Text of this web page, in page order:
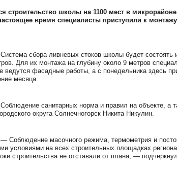
строительство школы на 1100 мест в
время специалисты приступили к
Система сбора ливневых стоков школы будет состоять
Для их монтажа на глубину около 9 метров
фасадные работы, а с понедельника здесь
месяца.
Соблюдение санитарных норма и правил на объекте, а
округа Солнечногорск Никита Никулин.
— Соблюдение масочного режима, термометрия и
условиями на всех строительных площадках
строительства не отставали от плана, —